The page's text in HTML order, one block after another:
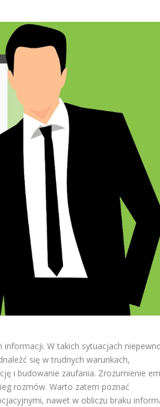
W takich sytuacjach
się w trudnych warunkach,
i budowanie zaufania. Zrozumienie
rozmów. Warto zatem poznać
nawet w obliczu braku